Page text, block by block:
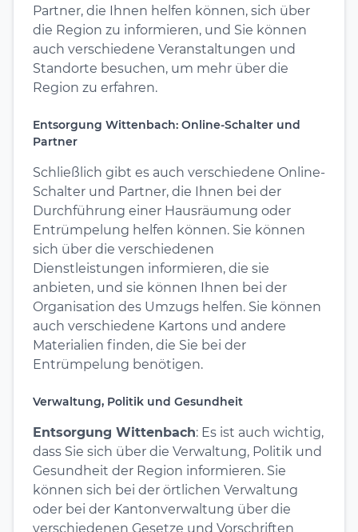
Partner, die Ihnen helfen können, sich über
die Region zu informieren, und Sie können
auch verschiedene Veranstaltungen und
Standorte besuchen, um mehr über die
Region zu erfahren.
Entsorgung Wittenbach: Online-Schalter und
Partner
Schließlich gibt es auch verschiedene Online-
Schalter und Partner, die Ihnen bei der
Durchführung einer Hausräumung oder
Entrümpelung helfen können. Sie können
sich über die verschiedenen
Dienstleistungen informieren, die sie
anbieten, und sie können Ihnen bei der
Organisation des Umzugs helfen. Sie können
auch verschiedene Kartons und andere
Materialien finden, die Sie bei der
Entrümpelung benötigen.
Verwaltung, Politik und Gesundheit
Entsorgung Wittenbach: Es ist auch wichtig,
dass Sie sich über die Verwaltung, Politik und
Gesundheit der Region informieren. Sie
können sich bei der örtlichen Verwaltung
oder bei der Kantonverwaltung über die
verschiedenen Gesetze und Vorschriften